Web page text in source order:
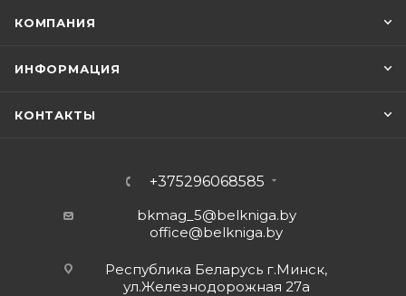
КОМПАНИЯ
ИНФОРМАЦИЯ
КОНТАКТЫ
+375296068585
bkmag_5@belkniga.by
office@belkniga.by
Республика Беларусь г.Минск,
ул.Железнодорожная 27а